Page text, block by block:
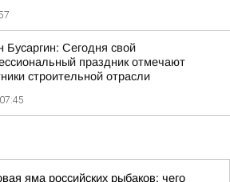
Бусаргин: Сегодня свой
праздник отмечают
строительной отрасли
07:45
яма российских рыбаков: чего